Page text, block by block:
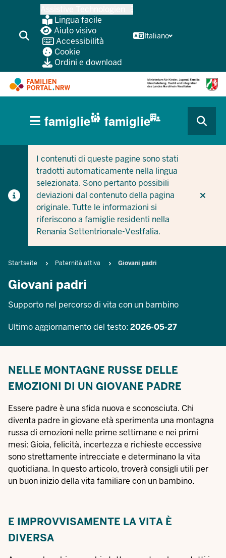
contenuto
principale
Lingua facile
Aiuto visivo
Accessibilità
Cookie
Ordini e download
Italiano
CURRENT SECTION PER LE AZIENDE/COMUNI
CURRENT SECTION PER LE FAMIGLIE
HAUPTNAVIGATION
(BÜRGERBEREICH
famiglie famiglie
I contenuti di queste pagine sono stati
tradotti automaticamente nella lingua
selezionata. Sono pertanto possibili
deviazioni dal contenuto della pagina
originale. Tutte le informazioni si
riferiscono a famiglie residenti nella
Renania Settentrionale-Vestfalia.
Breadcrumb
Startseite Paternità attiva Giovani padri
Giovani padri
Supporto nel percorso di vita con un bambino
Ultimo aggiornamento del testo: 2026-05-27
NELLE MONTAGNE RUSSE DELLE
EMOZIONI DI UN GIOVANE PADRE
Essere padre è una sfida nuova e sconosciuta. Chi
diventa padre in giovane età sperimenta una montagna
russa di emozioni nelle prime settimane e nei primi
mesi: Gioia, felicità, incertezza e richieste eccessive
sono strettamente intrecciate e determinano la vita
quotidiana. In questo articolo, troverà consigli utili per
un buon inizio della vita familiare con un bambino.
E IMPROVVISAMENTE LA VITA È
DIVERSA